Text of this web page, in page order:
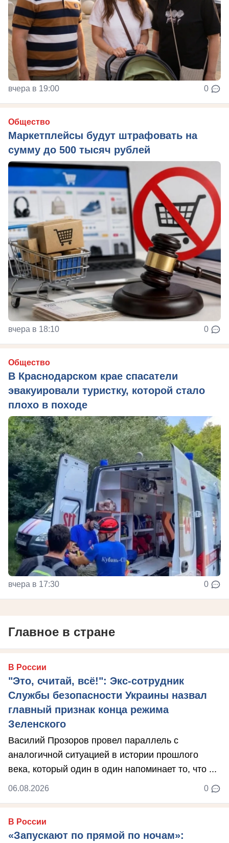
вчера в 19:00 0
Общество
Маркетплейсы будут штрафовать на
сумму до 500 тысяч рублей
вчера в 18:10 0
Общество
В Краснодарском крае спасатели
эвакуировали туристку, которой стало
плохо в походе
вчера в 17:30 0
Главное в стране
В России
"Это, считай, всё!": Экс-сотрудник
Службы безопасности Украины назвал
главный признак конца режима
Зеленского
Василий Прозоров провел параллель с
аналогичной ситуацией в истории прошлого
века, который один в один напоминает то, что ...
06.08.2026 0
В России
«Запускают по прямой по ночам»: